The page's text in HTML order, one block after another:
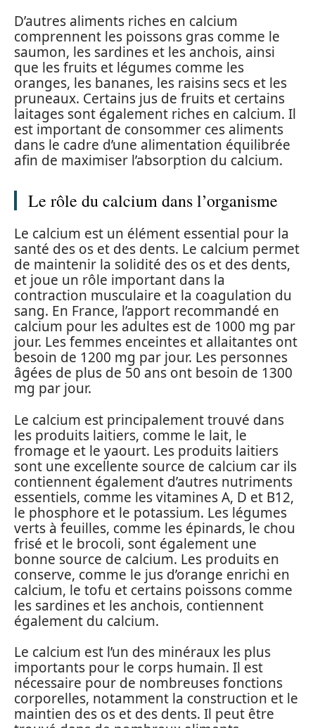
D’autres aliments riches en calcium
comprennent les poissons gras comme le
saumon, les sardines et les anchois, ainsi
que les fruits et légumes comme les
oranges, les bananes, les raisins secs et les
pruneaux. Certains jus de fruits et certains
laitages sont également riches en calcium. Il
est important de consommer ces aliments
dans le cadre d’une alimentation équilibrée
afin de maximiser l’absorption du calcium.
Le rôle du calcium dans l’organisme
Le calcium est un élément essential pour la
santé des os et des dents. Le calcium permet
de maintenir la solidité des os et des dents,
et joue un rôle important dans la
contraction musculaire et la coagulation du
sang. En France, l’apport recommandé en
calcium pour les adultes est de 1000 mg par
jour. Les femmes enceintes et allaitantes ont
besoin de 1200 mg par jour. Les personnes
âgées de plus de 50 ans ont besoin de 1300
mg par jour.
Le calcium est principalement trouvé dans
les produits laitiers, comme le lait, le
fromage et le yaourt. Les produits laitiers
sont une excellente source de calcium car ils
contiennent également d’autres nutriments
essentiels, comme les vitamines A, D et B12,
le phosphore et le potassium. Les légumes
verts à feuilles, comme les épinards, le chou
frisé et le brocoli, sont également une
bonne source de calcium. Les produits en
conserve, comme le jus d’orange enrichi en
calcium, le tofu et certains poissons comme
les sardines et les anchois, contiennent
également du calcium.
Le calcium est l’un des minéraux les plus
importants pour le corps humain. Il est
nécessaire pour de nombreuses fonctions
corporelles, notamment la construction et le
maintien des os et des dents. Il peut être